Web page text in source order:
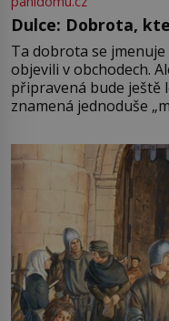
Dulce: Dobrota,
Ta dobrota se jmenuje
objevili v obchodech.
připravená bude ještě
znamená jednoduše
pře hned několik
Francie, kde se traduje,